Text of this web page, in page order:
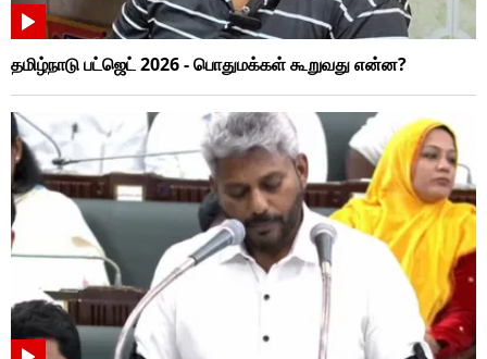
தமிழ்நாடு பட்ஜெட் 2026 - பொதுமக்கள் கூறுவது என்ன?